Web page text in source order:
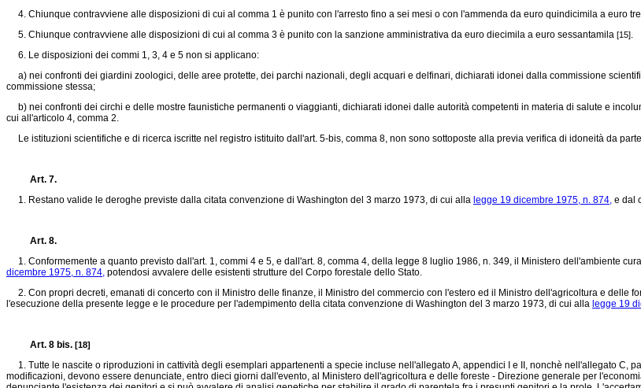
4. Chiunque contravviene alle disposizioni di cui al comma 1 è punito con l'arresto fino a sei mesi o con l'ammenda da euro quindicimila a euro
5. Chiunque contravviene alle disposizioni di cui al comma 3 è punito con la sanzione amministrativa da euro diecimila a euro sessantamila [15].
6. Le disposizioni dei commi 1, 3, 4 e 5 non si applicano:
a) nei confronti dei giardini zoologici, delle aree protette, dei parchi nazionali, degli acquari e delfinari, dichiarati idonei dalla commissione
commissione stessa;
b) nei confronti dei circhi e delle mostre faunistiche permanenti o viaggianti, dichiarati idonei dalle autorità competenti in materia di salute e
cui all'articolo 4, comma 2.
Le istituzioni scientifiche e di ricerca iscritte nel registro istituito dall'art. 5-bis, comma 8, non sono sottoposte alla previa verifica di idoneità da
Art. 7.
1. Restano valide le deroghe previste dalla citata convenzione di Washington del 3 marzo 1973, di cui alla legge 19 dicembre 1975, n. 874, e dal
Art. 8.
1. Conformemente a quanto previsto dall'art. 1, commi 4 e 5, e dall'art. 8, comma 4, della legge 8 luglio 1986, n. 349, il Ministero dell'ambiente
dicembre 1975, n. 874, potendosi avvalere delle esistenti strutture del Corpo forestale dello Stato.
2. Con propri decreti, emanati di concerto con il Ministro delle finanze, il Ministro del commercio con l'estero ed il Ministro dell'agricoltura e delle
l'esecuzione della presente legge e le procedure per l'adempimento della citata convenzione di Washington del 3 marzo 1973, di cui alla legge 19
Art. 8 bis. [18]
1. Tutte le nascite o riproduzioni in cattività degli esemplari appartenenti a specie incluse nell'allegato A, appendici I e II, nonchè nell'allegato C,
modificazioni, devono essere denunciate, entro dieci giorni dall'evento, al Ministero dell'agricoltura e delle foreste - Direzione generale per